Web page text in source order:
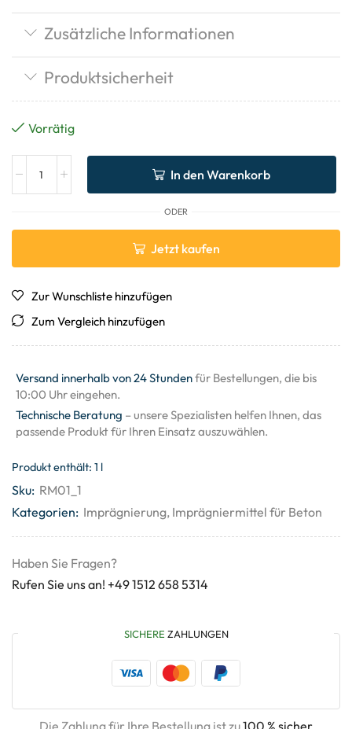
Zusätzliche Informationen
Produktsicherheit
Vorrätig
In den Warenkorb
ODER
Jetzt kaufen
Zur Wunschliste hinzufügen
Zum Vergleich hinzufügen
Versand innerhalb von 24 Stundenfür Bestellungen, die bis
10:00 Uhr eingehen.
Technische Beratung – unsere Spezialisten helfen Ihnen, das
passende Produkt für Ihren Einsatz auszuwählen.
Produkt enthält: 1 l
Sku: RM01_1
Kategorien: Imprägnierung, Imprägniermittel für Beton
Haben Sie Fragen?
Rufen Sie uns an! +49 1512 658 5314
SICHERE ZAHLUNGEN
Die Zahlung für Ihre Bestellung ist zu100 % sicher